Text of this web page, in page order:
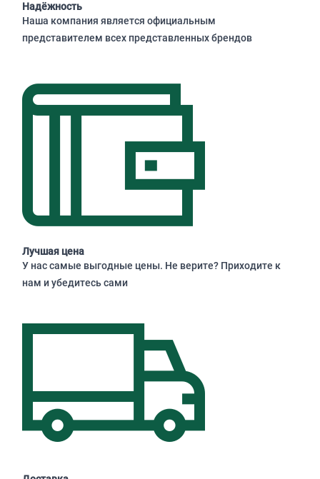
Надёжность
Наша компания является официальным
представителем всех представленных брендов
Лучшая цена
У нас самые выгодные цены. Не верите? Приходите к
нам и убедитесь сами